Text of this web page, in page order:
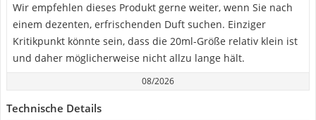
Wir empfehlen dieses Produkt gerne weiter, wenn Sie nach
einem dezenten, erfrischenden Duft suchen. Einziger
Kritikpunkt könnte sein, dass die 20ml-Größe relativ klein ist
und daher möglicherweise nicht allzu lange hält.
08/2026
Technische Details